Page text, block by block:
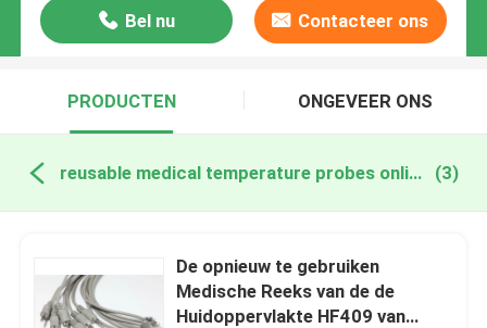
Bel nu Contacteer ons
PRODUCTEN ONGEVEER ONS
reusable medical temperature probes online fabricage (3)
De opnieuw te gebruiken
Medische Reeks van de de
Huidoppervlakte HF409 van